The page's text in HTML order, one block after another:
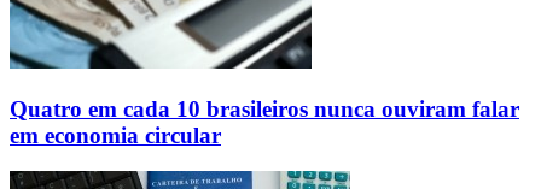
Quatro em cada 10 brasileiros nunca ouviram falar
em economia circular